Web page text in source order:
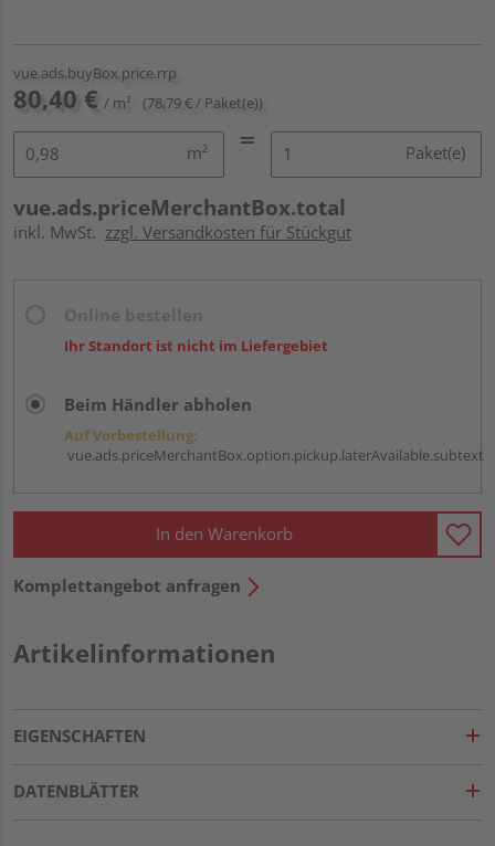
vue.ads.buyBox.price.rrp
80,40 € / m² (78,79 € / Paket(e))
m² Paket(e)
vue.ads.priceMerchantBox.total
inkl. MwSt. zzgl. Versandkosten für Stückgut
Ihr Standort ist nicht im Liefergebiet
Beim Händler abholen
Auf Vorbestellung:
vue.ads.priceMerchantBox.option.pickup.laterAvailable.subtext
In den Warenkorb
Komplettangebot anfragen
Artikelinformationen
EIGENSCHAFTEN
DATENBLÄTTER